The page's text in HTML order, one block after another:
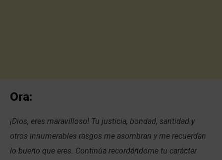
Ora:
¡Dios, eres maravilloso! Tu justicia, bondad, santidad y
otros innumerables rasgos me asombran y me recuerdan
lo bueno que eres. Continúa recordándome tu carácter